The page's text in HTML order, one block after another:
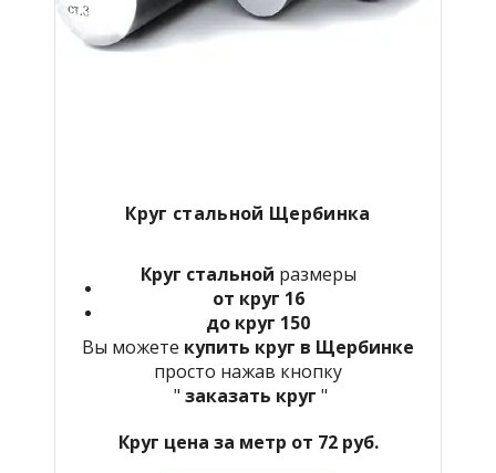
Круг стальной Щербинка
Круг стальной размеры
от круг 16
до круг 150
Вы можете купить круг в Щербинке
просто нажав кнопку
" заказать круг "
Круг цена за метр от 72 руб.